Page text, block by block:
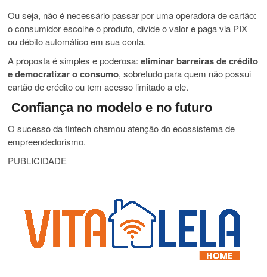
Ou seja, não é necessário passar por uma operadora de cartão:
o consumidor escolhe o produto, divide o valor e paga via PIX
ou débito automático em sua conta.
A proposta é simples e poderosa:eliminar barreiras de crédito
e democratizar o consumo, sobretudo para quem não possui
cartão de crédito ou tem acesso limitado a ele.
Confiança no modelo e no futuro
O sucesso da fintech chamou atenção do ecossistema de
empreendedorismo.
PUBLICIDADE